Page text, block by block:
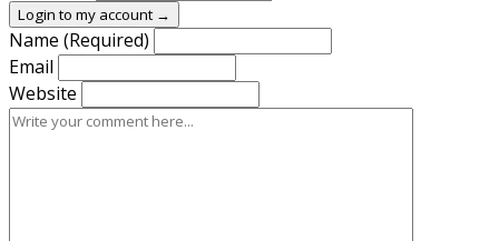
Login to my account →
Name (Required)
Email
Website